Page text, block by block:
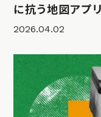
に抗う地図アプ
2026.04.02